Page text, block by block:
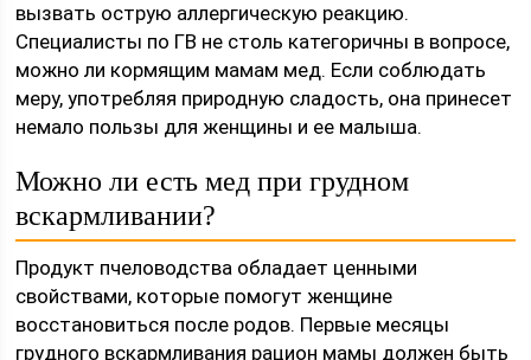
вызвать острую аллергическую реакцию.
Специалисты по ГВ не столь категоричны в вопросе,
можно ли кормящим мамам мед. Если соблюдать
меру, употребляя природную сладость, она принесет
немало пользы для женщины и ее малыша.
Можно ли есть мед при грудном
вскармливании?
Продукт пчеловодства обладает ценными
свойствами, которые помогут женщине
восстановиться после родов. Первые месяцы
грудного вскармливания рацион мамы должен быть